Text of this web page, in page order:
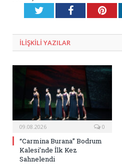
TwitterFacebook
ILIŞKILI YAZILAR
09.08.2026 0
“Carmina Burana” Bodrum
Kalesi’nde İlk Kez
Sahnelendi